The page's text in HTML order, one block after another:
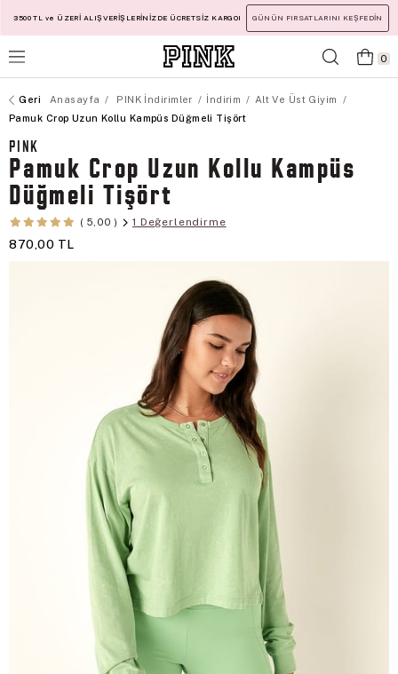
3500 TL ve ÜZERİ ALIŞVERİŞLERİNİZDE ÜCRETSİZ KARGO! GÜNÜN FIRSATLARINI KEŞFEDİN
0
Anasayfa PINK İndirimler İndirim
Alt Ve Üst Giyim
Pamuk Crop Uzun Kollu Kampüs Düğmeli Tişört
PINK
Pamuk Crop Uzun Kollu Kampüs
Düğmeli Tişört
5,00 1 Değerlendirme
870,00 TL